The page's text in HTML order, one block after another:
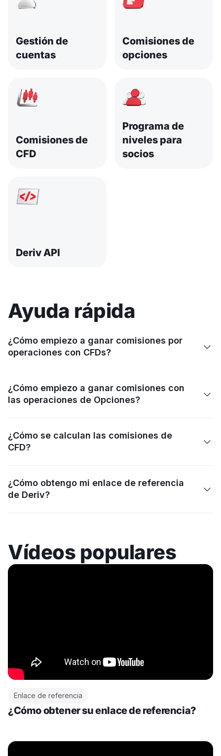
Gestión de
cuentas
Comisiones de
opciones
Comisiones de
CFD
Programa de
niveles para
socios
Deriv API
Ayuda rápida
¿Cómo empiezo a ganar comisiones por
operaciones con CFDs?

¿Cómo empiezo a ganar comisiones con
las operaciones de Opciones?

¿Cómo se calculan las comisiones de
CFD?

¿Cómo obtengo mi enlace de referencia
de Deriv?

Vídeos populares
Enlace de referencia
¿Cómo obtener su enlace de referencia?